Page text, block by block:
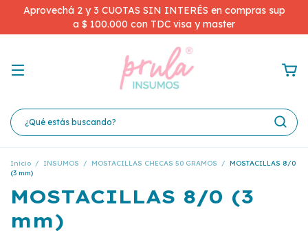
Aprovechá 2 y 3 CUOTAS SIN INTERÉS en compras sup
a $ 100.000 con TDC visa y master
Inicio / INSUMOS / MOSTACILLAS CHECAS 50 GRAMOS / MOSTACILLAS 8/0
(3 mm)
MOSTACILLAS 8/0 (3
mm)